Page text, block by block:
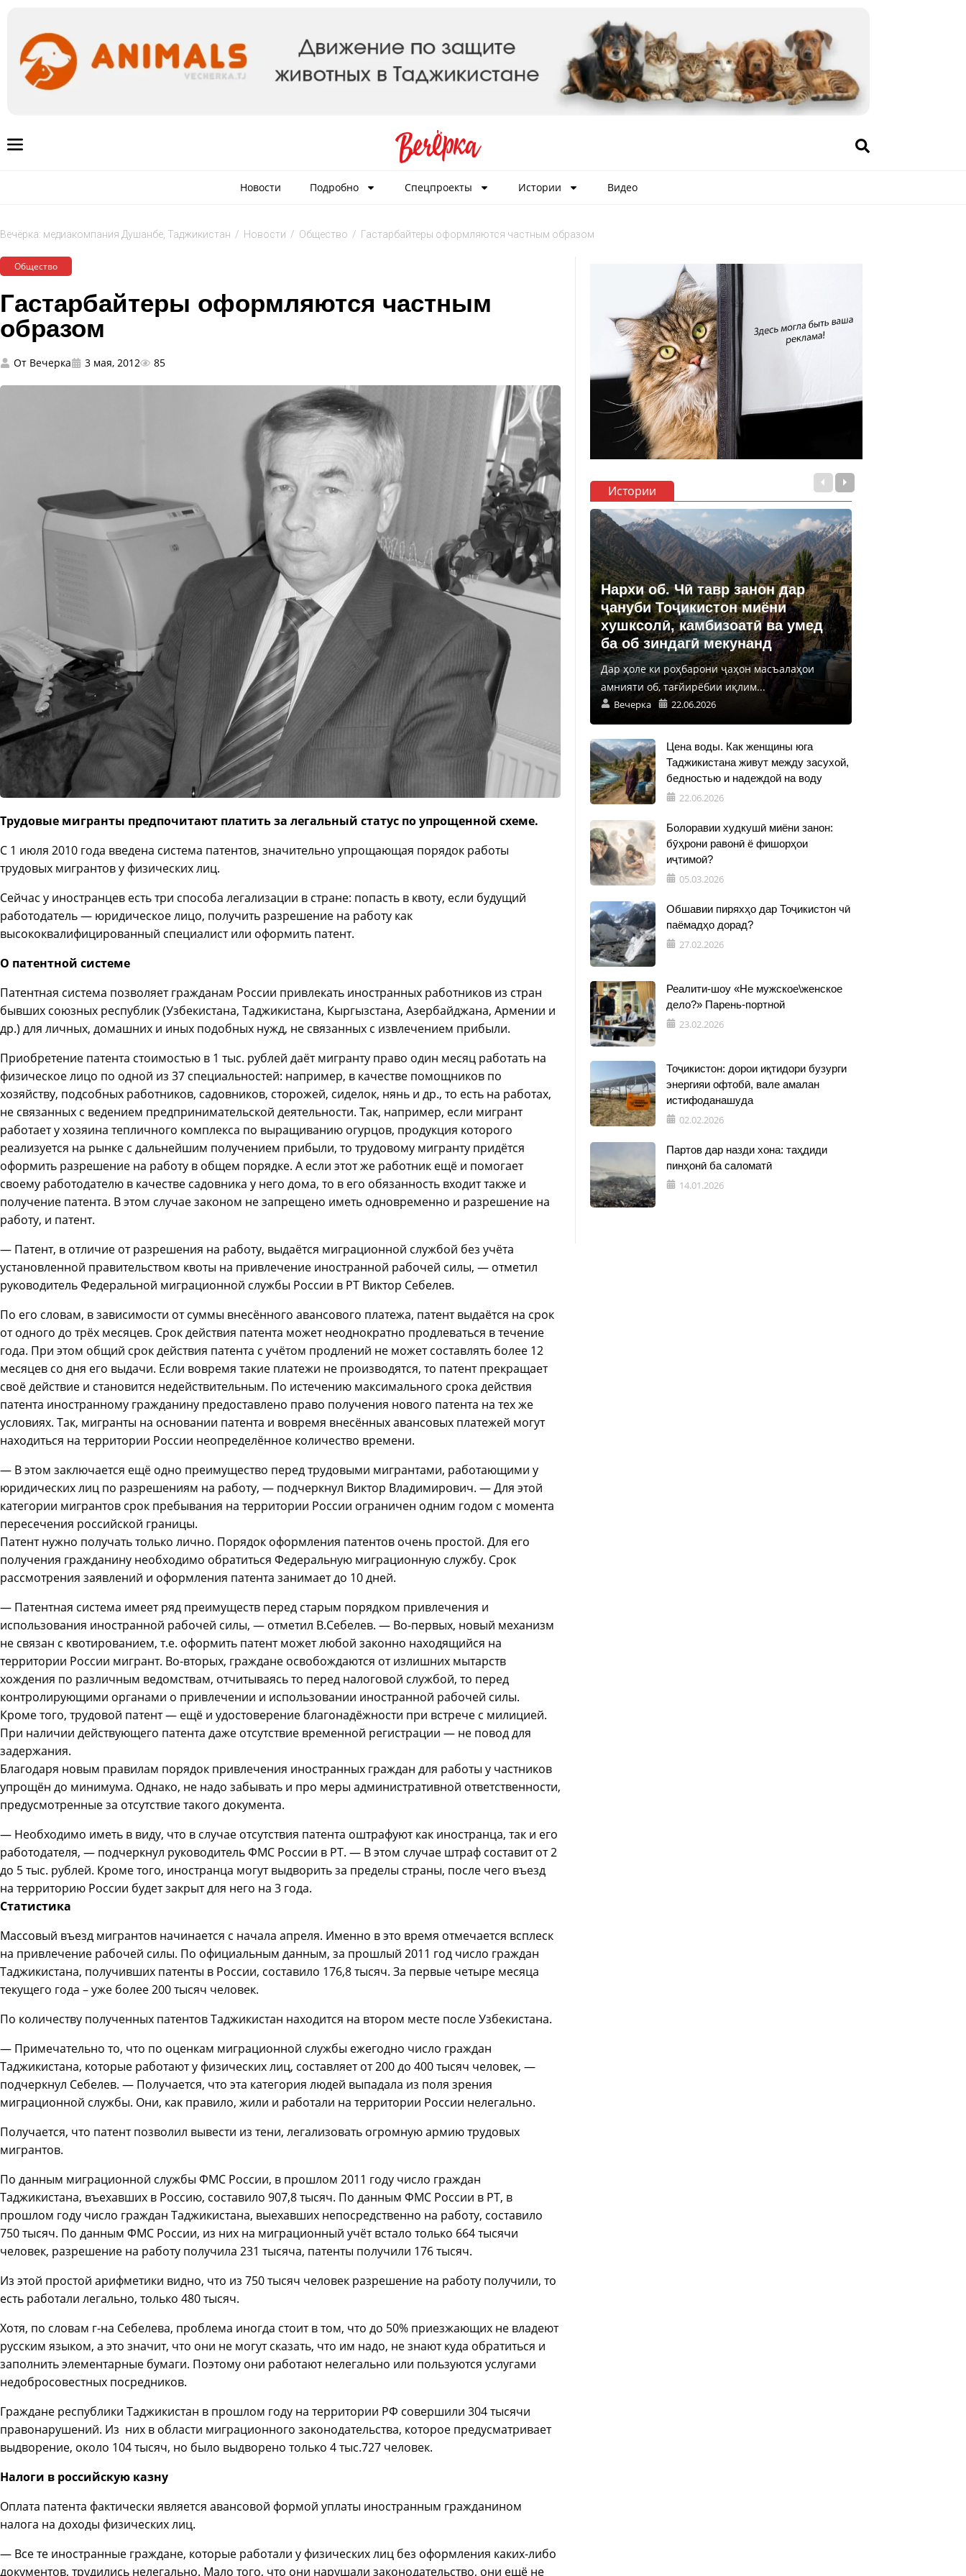
Новости Подробно Спецпроекты Истории Видео
Вечёрка: медиакомпания Душанбе, Таджикистан / Новости / Общество / Гастарбайтеры оформляются частным образом
Общество
Гастарбайтеры оформляются частным
образом
От Вечерка 3 мая, 2012 85
Трудовые мигранты предпочитают платить за легальный статус по упрощенной схеме.
С 1 июля 2010 года введена система патентов, значительно упрощающая порядок работы
трудовых мигрантов у физических лиц.
Сейчас у иностранцев есть три способа легализации в стране: попасть в квоту, если будущий
работодатель — юридическое лицо, получить разрешение на работу как
высококвалифицированный специалист или оформить патент.
О патентной системе
Патентная система позволяет гражданам России привлекать иностранных работников из стран
бывших союзных республик (Узбекистана, Таджикистана, Кыргызстана, Азербайджана, Армении и
др.) для личных, домашних и иных подобных нужд, не связанных с извлечением прибыли.
Приобретение патента стоимостью в 1 тыс. рублей даёт мигранту право один месяц работать на
физическое лицо по одной из 37 специальностей: например, в качестве помощников по
хозяйству, подсобных работников, садовников, сторожей, сиделок, нянь и др., то есть на работах,
не связанных с ведением предпринимательской деятельности. Так, например, если мигрант
работает у хозяина тепличного комплекса по выращиванию огурцов, продукция которого
реализуется на рынке с дальнейшим получением прибыли, то трудовому мигранту придётся
оформить разрешение на работу в общем порядке. А если этот же работник ещё и помогает
своему работодателю в качестве садовника у него дома, то в его обязанность входит также и
получение патента. В этом случае законом не запрещено иметь одновременно и разрешение на
работу, и патент.
— Патент, в отличие от разрешения на работу, выдаётся миграционной службой без учёта
установленной правительством квоты на привлечение иностранной рабочей силы, — отметил
руководитель Федеральной миграционной службы России в РТ Виктор Себелев.
По его словам, в зависимости от суммы внесённого авансового платежа, патент выдаётся на срок
от одного до трёх месяцев. Срок действия патента может неоднократно продлеваться в течение
года. При этом общий срок действия патента с учётом продлений не может составлять более 12
месяцев со дня его выдачи. Если вовремя такие платежи не производятся, то патент прекращает
своё действие и становится недействительным. По истечению максимального срока действия
патента иностранному гражданину предоставлено право получения нового патента на тех же
условиях. Так, мигранты на основании патента и вовремя внесённых авансовых платежей могут
находиться на территории России неопределённое количество времени.
— В этом заключается ещё одно преимущество перед трудовыми мигрантами, работающими у
юридических лиц по разрешениям на работу, — подчеркнул Виктор Владимирович. — Для этой
категории мигрантов срок пребывания на территории России ограничен одним годом с момента
пересечения российской границы.
Патент нужно получать только лично. Порядок оформления патентов очень простой. Для его
получения гражданину необходимо обратиться Федеральную миграционную службу. Срок
рассмотрения заявлений и оформления патента занимает до 10 дней.
— Патентная система имеет ряд преимуществ перед старым порядком привлечения и
использования иностранной рабочей силы, — отметил В.Себелев. — Во-первых, новый механизм
не связан с квотированием, т.е. оформить патент может любой законно находящийся на
территории России мигрант. Во-вторых, граждане освобождаются от излишних мытарств
хождения по различным ведомствам, отчитываясь то перед налоговой службой, то перед
контролирующими органами о привлечении и использовании иностранной рабочей силы.
Кроме того, трудовой патент — ещё и удостоверение благонадёжности при встрече с милицией.
При наличии действующего патента даже отсутствие временной регистрации — не повод для
задержания.
Благодаря новым правилам порядок привлечения иностранных граждан для работы у частников
упрощён до минимума. Однако, не нaдo забывать и про меры административной ответственности,
предусмотренные за отсутствие такого документа.
— Необходимо иметь в виду, что в случае отсутствия патента оштрафуют как иностранца, так и его
работодателя, — подчеркнул руководитель ФМС России в РТ. — В этом случае штраф составит от 2
до 5 тыс. рублей. Кроме того, иностранца могут выдворить за пределы страны, после чего въезд
на территорию России будет закрыт для него на 3 года.
Статистика
Массовый въезд мигрантов начинается с начала апреля. Именно в это время отмечается всплеск
на привлечение рабочей силы. По официальным данным, за прошлый 2011 год число граждан
Таджикистана, получивших патенты в России, составило 176,8 тысяч. За первые четыре месяца
текущего года – уже более 200 тысяч человек.
По количеству полученных патентов Таджикистан находится на втором месте после Узбекистана.
— Примечательно то, что по оценкам миграционной службы ежегодно число граждан
Таджикистана, которые работают у физических лиц, составляет от 200 до 400 тысяч человек, —
подчеркнул Себелев. — Получается, что эта категория людей выпадала из поля зрения
миграционной службы. Они, как правило, жили и работали на территории России нелегально.
Получается, что патент позволил вывести из тени, легализовать огромную армию трудовых
мигрантов.
По данным миграционной службы ФМС России, в прошлом 2011 году число граждан
Таджикистана, въехавших в Россию, составило 907,8 тысяч. По данным ФМС России в РТ, в
прошлом году число граждан Таджикистана, выехавших непосредственно на работу, составило
750 тысяч. По данным ФМС России, из них на миграционный учёт встало только 664 тысячи
человек, разрешение на работу получила 231 тысяча, патенты получили 176 тысяч.
Из этой простой арифметики видно, что из 750 тысяч человек разрешение на работу получили, то
есть работали легально, только 480 тысяч.
Хотя, по словам г-на Себелева, проблема иногда стоит в том, что до 50% приезжающих не владеют
русским языком, а это значит, что они не могут сказать, что им надо, не знают куда обратиться и
заполнить элементарные бумаги. Поэтому они работают нелегально или пользуются услугами
недобросовестных посредников.
Граждане республики Таджикистан в прошлом году на территории РФ совершили 304 тысячи
правонарушений. Из них в области миграционного законодательства, которое предусматривает
выдворение, около 104 тысяч, но было выдворено только 4 тыс.727 человек.
Налоги в российскую казну
Оплата патента фактически является авансовой формой уплаты иностранным гражданином
налога на доходы физических лиц.
— Все те иностранные граждане, которые работали у физических лиц без оформления каких-либо
документов, трудились нелегально. Мало того, что они нарушали законодательство, они ещё не
Истории
Нархи об. Чӣ тавр занон дар
ҷануби Тоҷикистон миёни
хушксолӣ, камбизоатӣ ва умед
ба об зиндагӣ мекунанд
Дар ҳоле ки роҳбарони ҷаҳон масъалаҳои
амнияти об, тағйирёбии иқлим...
Вечерка 22.06.2026
Цена воды. Как женщины юга
Таджикистана живут между засухой,
бедностью и надеждой на воду
22.06.2026
Болоравии худкушӣ миёни занон:
бӯҳрони равонӣ ё фишорҳои
иҷтимоӣ?
05.03.2026
Обшавии пиряхҳо дар Тоҷикистон чӣ
паёмадҳо дорад?
27.02.2026
Реалити-шоу «Не мужское\женское
дело?» Парень-портной
23.02.2026
Тоҷикистон: дорои иқтидори бузурги
энергияи офтобӣ, вале амалан
истифоданашуда
02.02.2026
Партов дар назди хона: таҳдиди
пинҳонӣ ба саломатӣ
14.01.2026